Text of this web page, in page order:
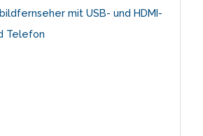
mit USB- und HDMI-
Telefon